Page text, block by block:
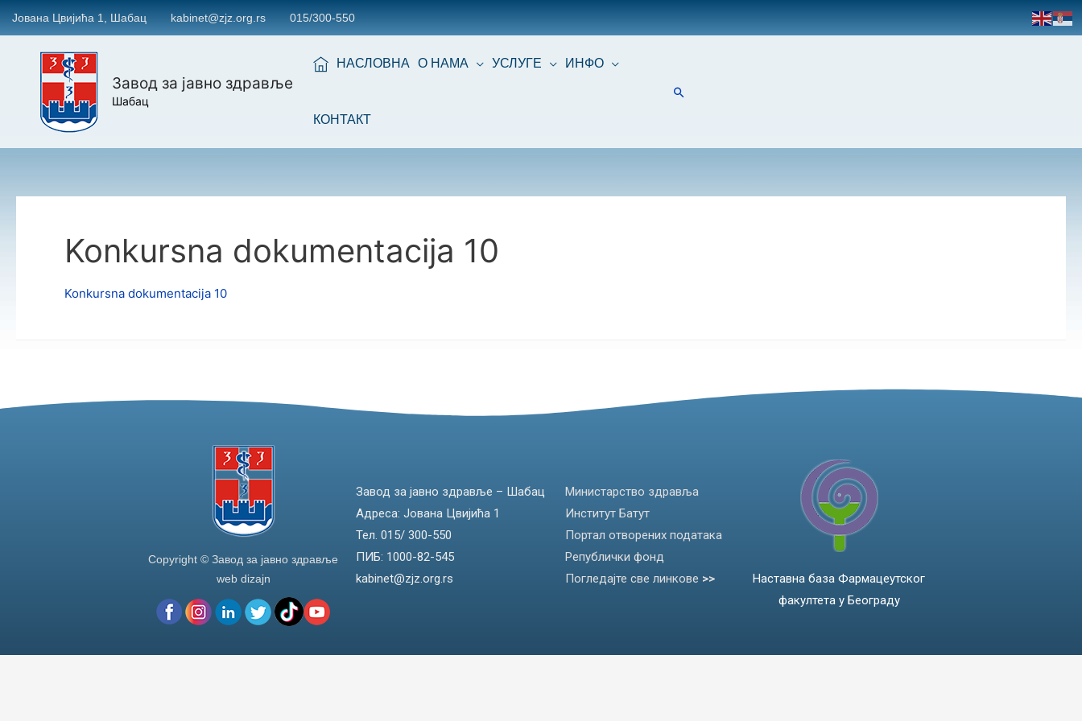
Јована Цвијића 1, Шабац kabinet@zjz.org.rs 015/300-550
Завод за јавно здравље
Шабац
НАСЛОВНА О НАМА УСЛУГЕ ИНФО
КОНТАКТ
Konkursna dokumentacija 10
Konkursna dokumentacija 10
Copyright © Завод за јавно здравље
web dizajn
Завод за јавно здравље – Шабац
Адреса: Јована Цвијића 1
Тел. 015/ 300-550
ПИБ: 1000-82-545
kabinet@zjz.org.rs
Министарство здравља
Институт Батут
Портал отворених података
Републички фонд
Погледајте све линкове >>
Наставна база Фармацеутског
факултета у Београду